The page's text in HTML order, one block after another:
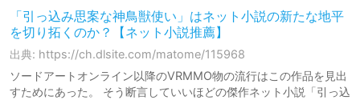
「引っ込み思案な神鳥獣使い」はネット小説の新たな地平
を切り拓くのか？【ネット小説推薦】
出典: https://ch.dlsite.com/matome/115968
ソードアートオンライン以降のVRMMO物の流行はこの作品を見出
すためにあった。 そう断言していいほどの傑作ネット小説「引っ込